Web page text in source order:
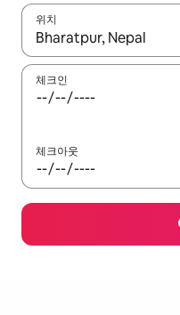
위치
결과가 나오면 위·아래
체크인
체크아웃